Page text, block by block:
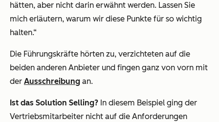
hätten, aber nicht darin erwähnt werden. Lassen Sie
mich erläutern, warum wir diese Punkte für so wichtig
halten.“
Die Führungskräfte hörten zu, verzichteten auf die
beiden anderen Anbieter und fingen ganz von vorn mit
der Ausschreibung an.
Ist das Solution Selling? In diesem Beispiel ging der
Vertriebsmitarbeiter nicht auf die Anforderungen